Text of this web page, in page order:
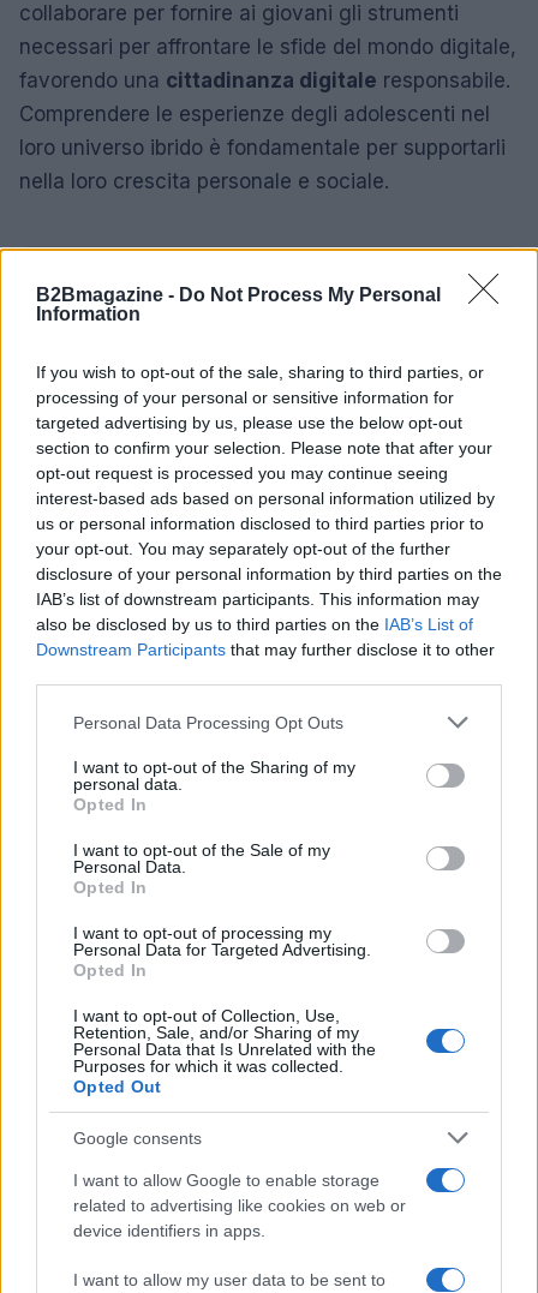
B2Bmagazine - Do Not Process My Personal
Information
If you wish to opt-out of the sale, sharing to third parties, or
processing of your personal or sensitive information for
targeted advertising by us, please use the below opt-out
section to confirm your selection. Please note that after your
opt-out request is processed you may continue seeing
interest-based ads based on personal information utilized by
us or personal information disclosed to third parties prior to
your opt-out. You may separately opt-out of the further
disclosure of your personal information by third parties on the
IAB’s list of downstream participants. This information may
also be disclosed by us to third parties on the IAB’s List of
Downstream Participants that may further disclose it to other
Please note that this website/app uses one or more Google
not limited to your visit or usage behaviour. You may click to
grant or deny consent to Google and its third-party tags to
use your data for below specified purposes in below Google
consent section.
Personal Data Processing Opt Outs
I want to opt-out of the Sharing of my
personal data.
Opted In
I want to opt-out of the Sale of my
Personal Data.
Opted In
I want to opt-out of processing my
Personal Data for Targeted Advertising.
Opted In
I want to opt-out of Collection, Use,
Retention, Sale, and/or Sharing of my
Personal Data that Is Unrelated with the
Purposes for which it was collected.
Opted Out
Google consents
I want to allow Google to enable storage
related to advertising like cookies on web or
device identifiers in apps.
I want to allow my user data to be sent to
collaborare per fornire ai giovani gli strumenti
necessari per affrontare le sfide del mondo digitale,
favorendo una cittadinanza digitale responsabile.
Comprendere le esperienze degli adolescenti nel
loro universo ibrido è fondamentale per supportarli
nella loro crescita personale e sociale.
Roberta Tagliabue
d'attesa dell'ospedale San Martino per
seguire una vicenda sanitaria emergente;
firma reportage e coordina dossier di verifica
in redazione come referente per Genova.
Nata a Sampierdarena, mantiene contatti
diretti con consiglieri comunali e biblioteche
civiche.
Continua a leggere
B2B NEWS